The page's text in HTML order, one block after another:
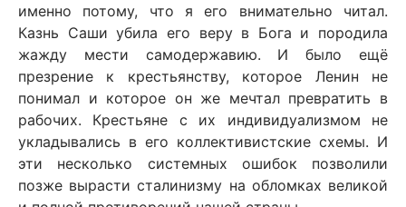
именно потому, что я его внимательно читал.
Казнь Саши убила его веру в Бога и породила
жажду мести самодержавию. И было ещё
презрение к крестьянству, которое Ленин не
понимал и которое он же мечтал превратить в
рабочих. Крестьяне с их индивидуализмом не
укладывались в его коллективистские схемы. И
эти несколько системных ошибок позволили
позже вырасти сталинизму на обломках великой